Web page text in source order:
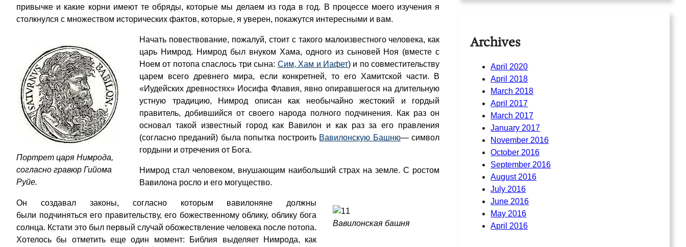
привычке и какие корни имеют те обряды, которые мы делаем из года в год. В процессе моего изучения я
столкнулся с множеством исторических фактов, которые, я уверен, покажутся интересными и вам.
Портрет царя Нимрода,
согласно гравюр Гийома
Руйе.
Начать повествование, пожалуй, стоит с такого малоизвестного человека, как
царь Нимрод. Нимрод был внуком Хама, одного из сыновей Ноя (вместе с
Ноем от потопа спаслось три сына: Сим, Хам и Иафет) и по совместительству
царем всего древнего мира, если конкретней, то его Хамитской части. В
«Иудейских древностях» Иосифа Флавия, явно опиравшегося на длительную
устную традицию, Нимрод описан как необычайно жестокий и гордый
правитель, добившийся от своего народа полного подчинения. Как раз он
основал такой известный город как Вавилон и как раз за его правления
(согласно преданий) была попытка построить Вавилонскую Башню— символ
гордыни и отречения от Бога.
Нимрод стал человеком, внушающим наибольший страх на земле. С ростом
Вавилона росло и его могущество.
Вавилонская башня
Он создавал законы, согласно которым вавилоняне должны
были подчиняться его правительству, его божественному облику, облику бога
солнца. Кстати это был первый случай обожествление человека после потопа.
Хотелось бы отметить еще один момент: Библия выделяет Нимрода, как
Archives
April 2020
April 2018
March 2018
April 2017
March 2017
January 2017
November 2016
October 2016
September 2016
August 2016
July 2016
June 2016
May 2016
April 2016